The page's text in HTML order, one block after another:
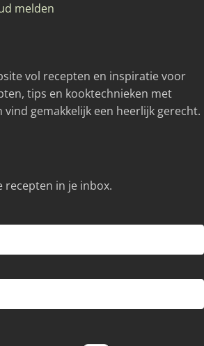
melden
vol recepten en inspiratie voor
tips en kooktechnieken met
vind gemakkelijk een heerlijk gerecht.
recepten in je inbox.